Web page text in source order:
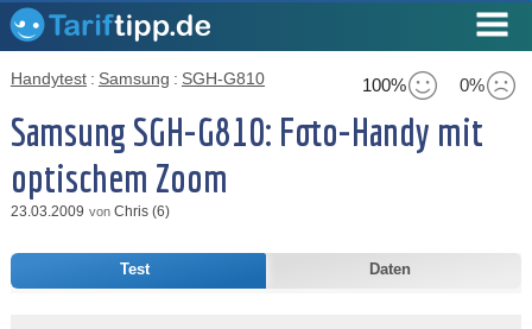
100% 0%
Handytest : Samsung : SGH-G810
Samsung SGH-G810: Foto-Handy mit
optischem Zoom
23.03.2009 von Chris (6)
Test Daten